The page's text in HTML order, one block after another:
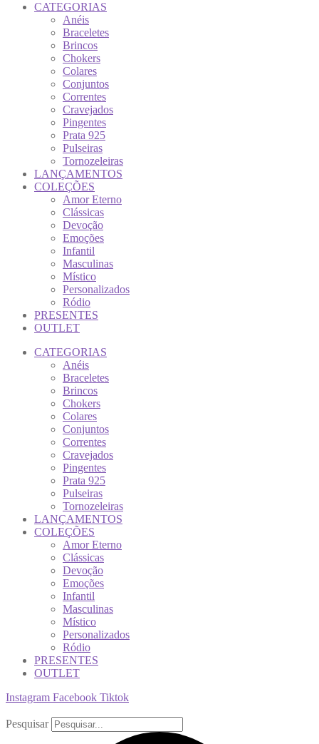
CATEGORIAS
Anéis
Braceletes
Brincos
Chokers
Colares
Conjuntos
Correntes
Cravejados
Pingentes
Prata 925
Pulseiras
Tornozeleiras
LANÇAMENTOS
COLEÇÕES
Amor Eterno
Clássicas
Devoção
Emoções
Infantil
Masculinas
Místico
Personalizados
Ródio
PRESENTES
OUTLET
CATEGORIAS
Anéis
Braceletes
Brincos
Chokers
Colares
Conjuntos
Correntes
Cravejados
Pingentes
Prata 925
Pulseiras
Tornozeleiras
LANÇAMENTOS
COLEÇÕES
Amor Eterno
Clássicas
Devoção
Emoções
Infantil
Masculinas
Místico
Personalizados
Ródio
PRESENTES
OUTLET
Instagram Facebook Tiktok
Pesquisar